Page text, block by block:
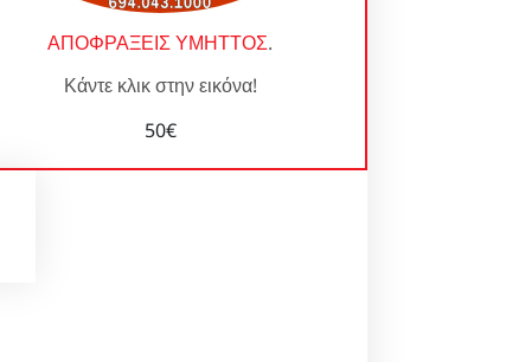
ΑΠΟΦΡΑΞΕΙΣ ΥΜΗΤΤΟΣ.
Κάντε κλικ στην εικόνα!
50€